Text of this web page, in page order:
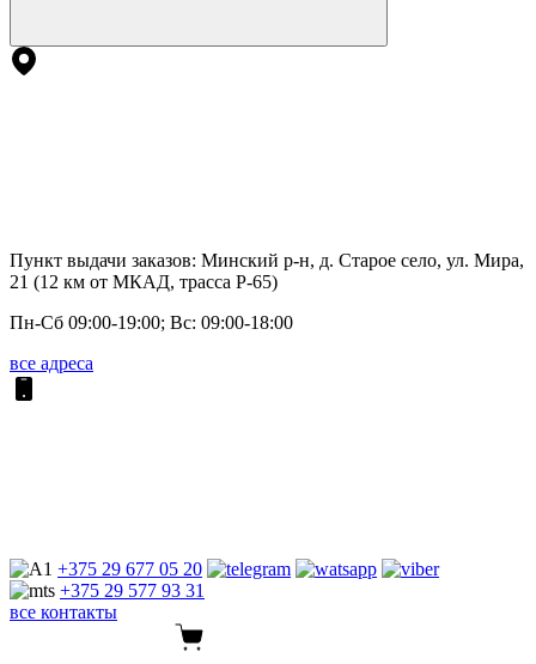
Пункт выдачи заказов: Минский р-н, д. Старое село, ул. Мира,
21 (12 км от МКАД, трасса P-65)
Пн-Сб 09:00-19:00; Вс: 09:00-18:00
все адреса
+375 29 677 05 20
+375 29 577 93 31
все контакты